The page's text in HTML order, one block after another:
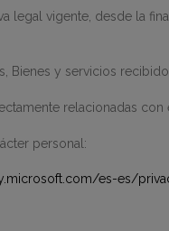
legal vigente, desde la
Bienes y servicios
relacionadas
personal:
es-es/